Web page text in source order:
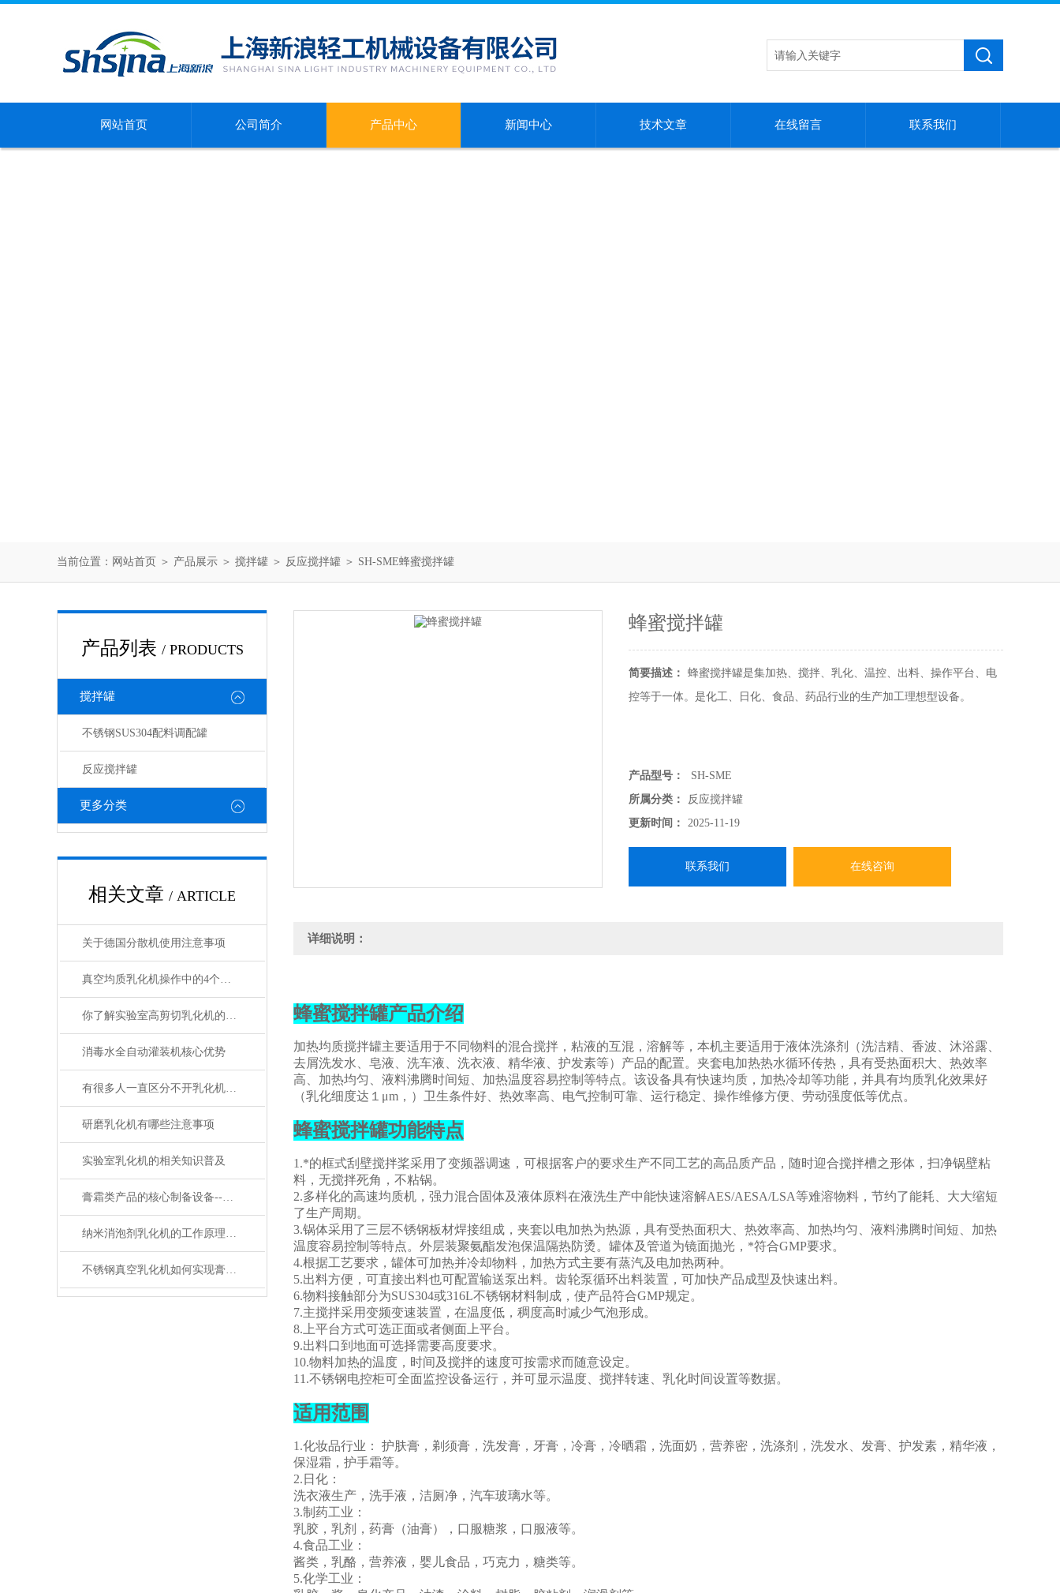
网站首页 公司简介 产品中心 新闻中心 技术文章 在线留言 联系我们
当前位置： 网站首页 ＞ 产品展示 ＞ 搅拌罐 ＞ 反应搅拌罐 ＞ SH-SME蜂蜜搅拌罐
产品列表 / PRODUCTS
搅拌罐
不锈钢SUS304配料调配罐
反应搅拌罐
更多分类
相关文章 / ARTICLE
关于德国分散机使用注意事项
真空均质乳化机操作中的4个常见误区，很多人都在犯
你了解实验室高剪切乳化机的原理与工作过程吗
消毒水全自动灌装机核心优势
有很多人一直区分不开乳化机和搅拌机有什么区别
研磨乳化机有哪些注意事项
实验室乳化机的相关知识普及
膏霜类产品的核心制备设备--真空均质乳化机
纳米消泡剂乳化机的工作原理及其优点
不锈钢真空乳化机如何实现膏体、乳液的均质化加工
蜂蜜搅拌罐
简要描述：
蜂蜜搅拌罐是集加热、搅拌、乳化、温控、出料、操作平台、电
控等于一体。是化工、日化、食品、药品行业的生产加工理想型设备。
产品型号：
SH-SME
所属分类：
反应搅拌罐
更新时间：
2025-11-19
联系我们 在线咨询
详细说明：
蜂蜜搅拌罐产品介绍
加热均质搅拌罐主要适用于不同物料的混合搅拌，粘液的互混，溶解等，本机主要适用于液体洗涤剂（洗洁精、香波、沐浴露、
去屑洗发水、皂液、洗车液、洗衣液、精华液、护发素等）产品的配置。夹套电加热热水循环传热，具有受热面积大、热效率
高、加热均匀、液料沸腾时间短、加热温度容易控制等特点。该设备具有快速均质，加热冷却等功能，并具有均质乳化效果好
（乳化细度达１μm，）卫生条件好、热效率高、电气控制可靠、运行稳定、操作维修方便、劳动强度低等优点。
蜂蜜搅拌罐功能特点
1.*的框式刮壁搅拌桨采用了变频器调速，可根据客户的要求生产不同工艺的高品质产品，随时迎合搅拌槽之形体，扫净锅壁粘
料，无搅拌死角，不粘锅。
2.多样化的高速均质机，强力混合固体及液体原料在液洗生产中能快速溶解AES/AESA/LSA等难溶物料，节约了能耗、大大缩短
了生产周期。
3.锅体采用了三层不锈钢板材焊接组成，夹套以电加热为热源，具有受热面积大、热效率高、加热均匀、液料沸腾时间短、加热
温度容易控制等特点。外层装聚氨酯发泡保温隔热防烫。罐体及管道为镜面抛光，*符合GMP要求。
4.根据工艺要求，罐体可加热并冷却物料，加热方式主要有蒸汽及电加热两种。
5.出料方便，可直接出料也可配置输送泵出料。齿轮泵循环出料装置，可加快产品成型及快速出料。
6.物料接触部分为SUS304或316L不锈钢材料制成，使产品符合GMP规定。
7.主搅拌采用变频变速装置，在温度低，稠度高时减少气泡形成。
8.上平台方式可选正面或者侧面上平台。
9.出料口到地面可选择需要高度要求。
10.物料加热的温度，时间及搅拌的速度可按需求而随意设定。
11.不锈钢电控柜可全面监控设备运行，并可显示温度、搅拌转速、乳化时间设置等数据。
适用范围
1.化妆品行业： 护肤膏，剃须膏，洗发膏，牙膏，冷膏，冷晒霜，洗面奶，营养密，洗涤剂，洗发水、发膏、护发素，精华液，
保湿霜，护手霜等。
2.日化：
洗衣液生产，洗手液，洁厕净，汽车玻璃水等。
3.制药工业：
乳胶，乳剂，药膏（油膏），口服糖浆，口服液等。
4.食品工业：
酱类，乳酪，营养液，婴儿食品，巧克力，糖类等。
5.化学工业：